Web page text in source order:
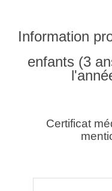
Information
enfants (3
Certificat